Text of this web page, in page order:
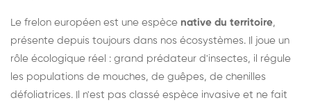
Le frelon européen est une espèce native du territoire,
présente depuis toujours dans nos écosystèmes. Il joue un
rôle écologique réel : grand prédateur d'insectes, il régule
les populations de mouches, de guêpes, de chenilles
défoliatrices. Il n'est pas classé espèce invasive et ne fait